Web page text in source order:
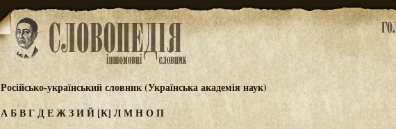
Російсько-український словник (Українська академія наук)
АБВГДЕЖЗИЙ [К] ЛМНОП